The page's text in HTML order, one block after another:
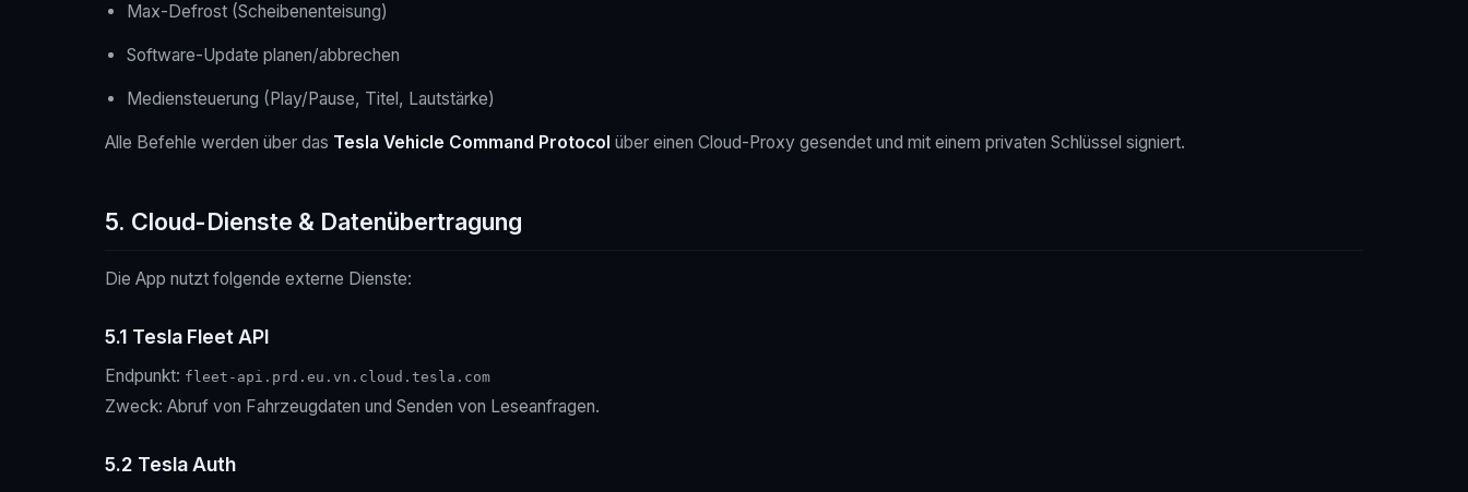
Max-Defrost (Scheibenenteisung)
Software-Update planen/abbrechen
Mediensteuerung (Play/Pause, Titel, Lautstärke)
Alle Befehle werden über das Tesla Vehicle Command Protocol über einen Cloud-Proxy gesendet und mit einem privaten Schlüssel signiert.
5. Cloud-Dienste & Datenübertragung
Die App nutzt folgende externe Dienste:
5.1 Tesla Fleet API
Endpunkt: fleet-api.prd.eu.vn.cloud.tesla.com
Zweck: Abruf von Fahrzeugdaten und Senden von Leseanfragen.
5.2 Tesla Auth